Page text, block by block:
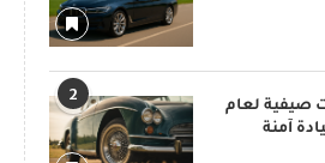
2
10 كفرات صيفية لعام
آمنة